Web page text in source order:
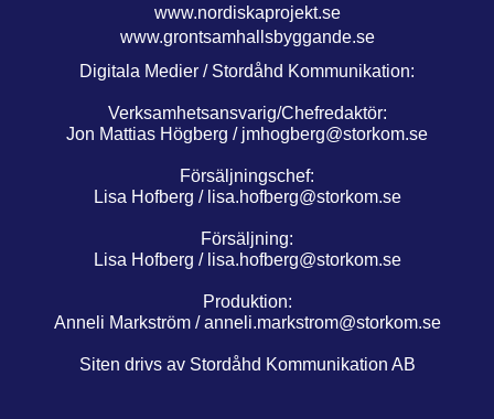
www.nordiskaprojekt.se
www.grontsamhallsbyggande.se
Digitala Medier / Stordåhd Kommunikation:
Verksamhetsansvarig/Chefredaktör:
Jon Mattias Högberg / jmhogberg@storkom.se
Försäljningschef:
Lisa Hofberg / lisa.hofberg@storkom.se
Försäljning:
Lisa Hofberg / lisa.hofberg@storkom.se
Produktion:
Anneli Markström /anneli.markstrom@storkom.se
Siten drivs av Stordåhd Kommunikation AB